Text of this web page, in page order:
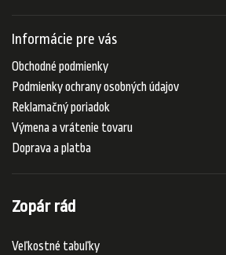
Informácie pre vás
Obchodné podmienky
Podmienky ochrany osobných údajov
Reklamačný poriadok
Výmena a vrátenie tovaru
Doprava a platba
Zopár rád
Veľkostné tabuľky